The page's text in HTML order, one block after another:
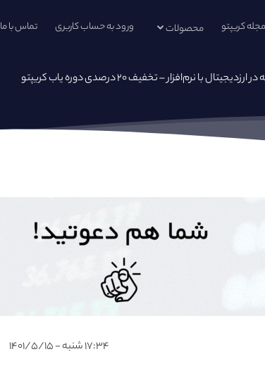
مجله کریپتو محصولات ورود به حساب کاربری تماس با ما
نرم‌افزار – تخفیف ۲۰ درصدی دوره یاب کریپتو
۱۷:۳۴ شنبه - ۱۴۰۱/۵/۱۵